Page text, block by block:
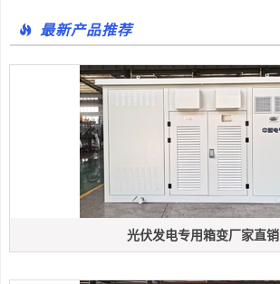
最新产品推荐
光伏发电专用箱变厂家直销